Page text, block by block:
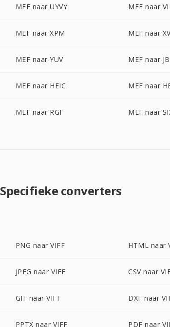
MEF naar UYVY MEF naar
MEF naar XPM MEF naar
MEF naar YUV MEF naar
MEF naar HEIC MEF naar
MEF naar RGF MEF naar
Specifieke converters
PNG naar VIFF HTML naar
JPEG naar VIFF CSV naar
GIF naar VIFF DXF naar
PPTX naar VIFF PDF naar